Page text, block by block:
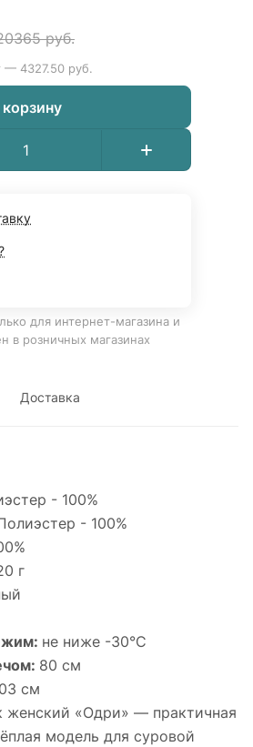
руб.
— 4327.50 руб.
для интернет-магазина и
в розничных магазинах
Доставка
- 100%
- 100%
г
не ниже -30°С
80 см
см
женский «Одри» — практичная
модель для суровой